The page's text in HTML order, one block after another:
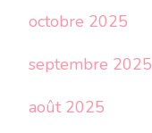
octobre 2025
septembre 2025
août 2025